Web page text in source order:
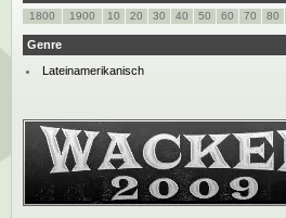
1800 1900 10 20 30 40 50 60 70 80
Genre
Lateinamerikanisch